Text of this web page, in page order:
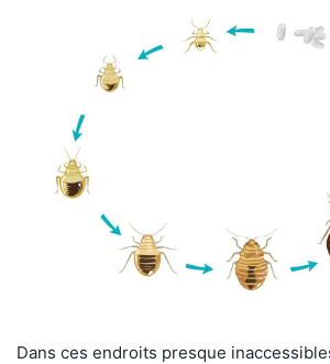
Dans ces endroits presque